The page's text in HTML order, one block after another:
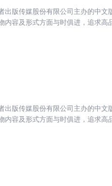
出版传媒股份有限公司主办的中文
内容及形式方面与时俱进，追求高
的影响力与历久弥新的力量！
出版传媒股份有限公司主办的中文
内容及形式方面与时俱进，追求高
的影响力与历久弥新的力量！